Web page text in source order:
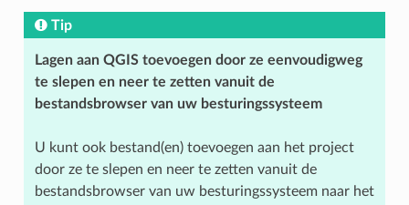
Tip
Lagen aan QGIS toevoegen door ze eenvoudigweg
te slepen en neer te zetten vanuit de
bestandsbrowser van uw besturingssysteem
U kunt ook bestand(en) toevoegen aan het project
door ze te slepen en neer te zetten vanuit de
bestandsbrowser van uw besturingssysteem naar het